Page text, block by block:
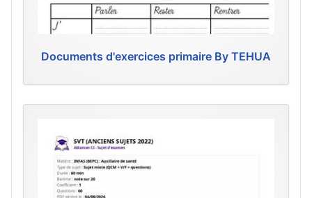
Documents d'exercices primaire By TEHUA